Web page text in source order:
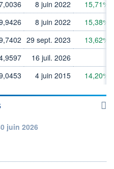
8 juin 2022
15,71%
8 juin 2022
15,38%
29 sept. 2023
13,62%
16 juil. 2026
4 juin 2015 14,20%
juin 2026